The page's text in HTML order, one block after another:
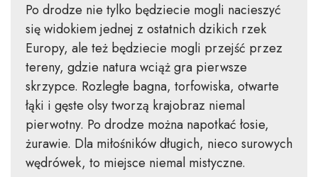
Po drodze nie tylko będziecie mogli nacieszyć
się widokiem jednej z ostatnich dzikich rzek
Europy, ale też będziecie mogli przejść przez
tereny, gdzie natura wciąż gra pierwsze
skrzypce. Rozległe bagna, torfowiska, otwarte
łąki i gęste olsy tworzą krajobraz niemal
pierwotny. Po drodze można napotkać łosie,
żurawie. Dla miłośników długich, nieco surowych
wędrówek, to miejsce niemal mistyczne.